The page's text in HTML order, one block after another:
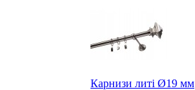
Карнизи литі Ø19 мм